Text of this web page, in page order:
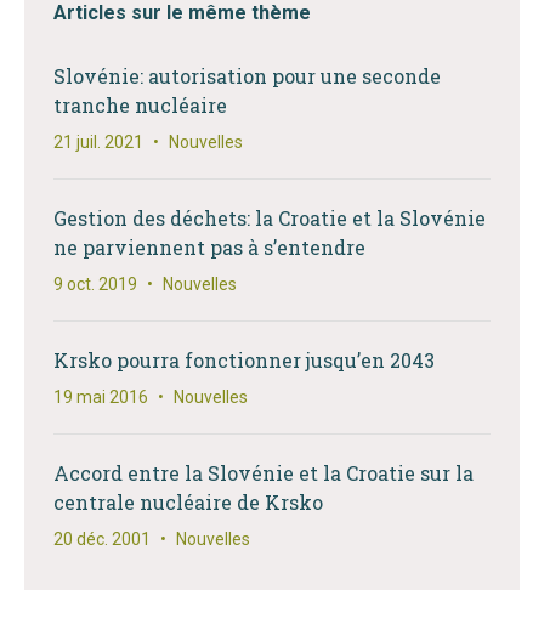
Articles sur le même thème
Slovénie: autorisation pour une seconde
tranche nucléaire
21 juil. 2021 • Nouvelles
Gestion des déchets: la Croatie et la Slovénie
ne parviennent pas à s’entendre
9 oct. 2019 • Nouvelles
Krsko pourra fonctionner jusqu’en 2043
19 mai 2016 • Nouvelles
Accord entre la Slovénie et la Croatie sur la
centrale nucléaire de Krsko
20 déc. 2001 • Nouvelles